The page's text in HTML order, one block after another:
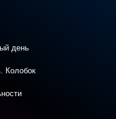
день
Колобок